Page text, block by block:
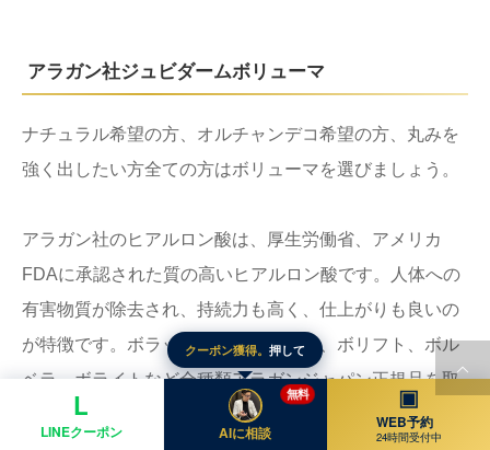
アラガン社ジュビダームボリューマ
ナチュラル希望の方、オルチャンデコ希望の方、丸みを
強く出したい方全ての方はボリューマを選びましょう。
アラガン社のヒアルロン酸は、厚生労働省、アメリカ
FDAに承認された質の高いヒアルロン酸です。人体への
有害物質が除去され、持続力も高く、仕上がりも良いの
が特徴です。ボラックス、ボリューマ、ボリフト、ボル
ベラ、ボライトなど全種類アラガンジャパン正規品を取
り扱っています。
クーポン獲得。 押して
L
LINEクーポン AIに相談
無料 ▣
WEB予約
24時間受付中